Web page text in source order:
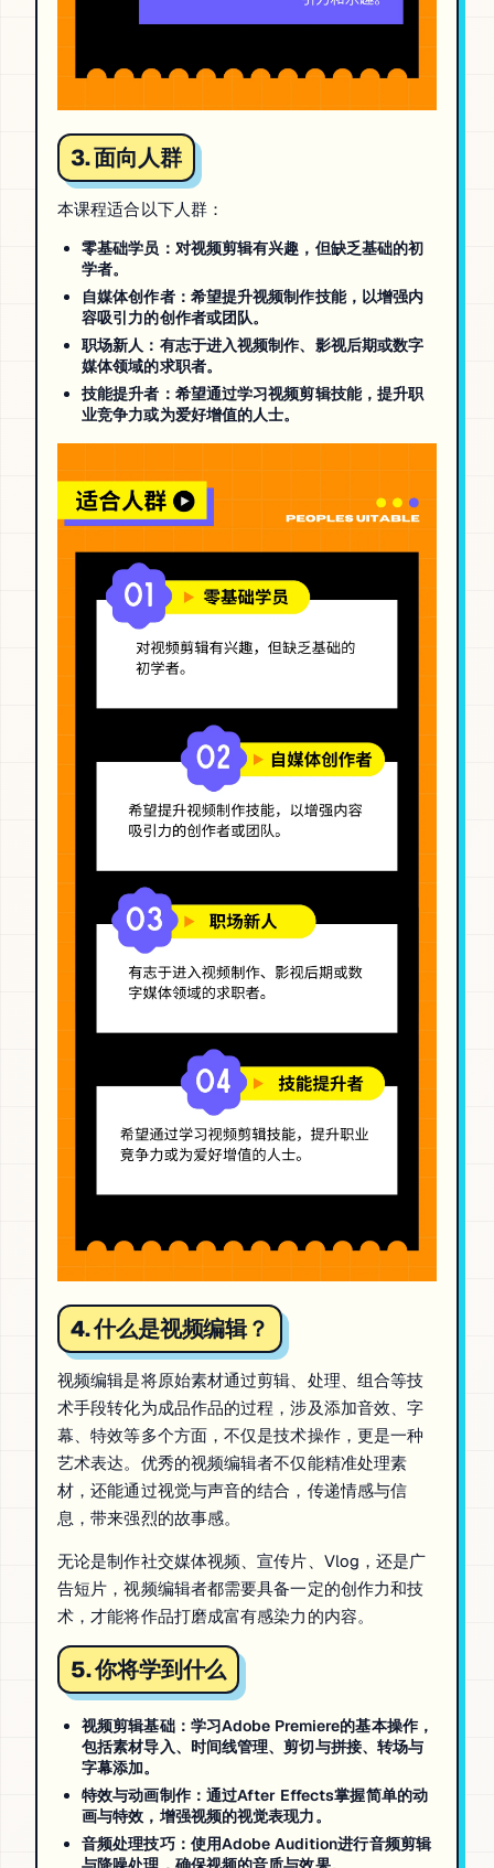
3. 面向人群
本课程适合以下人群：
零基础学员 ：对视频剪辑有兴趣，但缺乏基础的初
学者。
自媒体创作者：希望提升视频制作技能，以增强内
容吸引力的创作者或团队。
职场新人 ：有志于进入视频制作、影视后期或数字
媒体领域的求职者。
技能提升者 ：希望通过学习视频剪辑技能，提升职
业竞争力或为爱好增值的人士。
4. 什么是视频编辑？
视频编辑是将原始素材通过剪辑、处理、组合等技
术手段转化为成品作品的过程，涉及添加音效、字
幕、特效等多个方面，不仅是技术操作，更是一种
艺术表达。优秀的视频编辑者不仅能精准处理素
材，还能通过视觉与声音的结合，传递情感与信
息，带来强烈的故事感。
无论是制作社交媒体视频、宣传片、Vlog，还是广
告短片，视频编辑者都需要具备一定的创作力和技
术，才能将作品打磨成富有感染力的内容。
5. 你将学到什么
视频剪辑基础：学习Adobe Premiere的基本操作，
包括素材导入、时间线管理、剪切与拼接、转场与
字幕添加。
特效与动画制作：通过After Effects掌握简单的动
画与特效，增强视频的视觉表现力。
音频处理技巧：使用Adobe Audition进行音频剪辑